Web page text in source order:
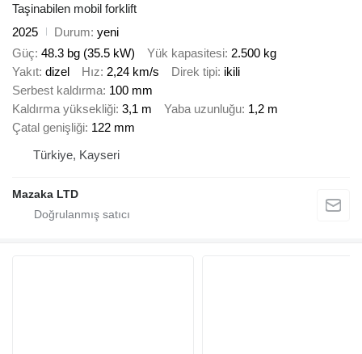
Taşinabilen mobil forklift
2025
Durum yeni
Güç 48.3 bg (35.5 kW) Yük kapasitesi 2.500 kg
Yakıt dizel Hız 2,24 km/s Direk tipi ikili
Serbest kaldırma 100 mm
Kaldırma yüksekliği 3,1 m Yaba uzunluğu 1,2 m
Çatal genişliği 122 mm
Türkiye, Kayseri
Mazaka LTD